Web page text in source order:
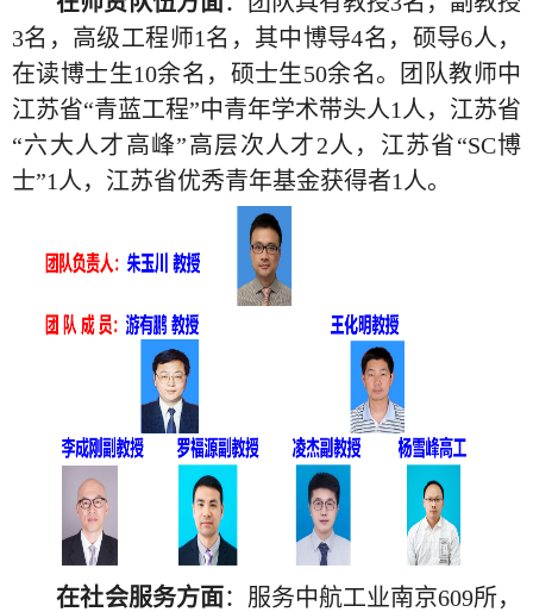
3名，高级工程师1名，其中博导4名，硕导6人，
在读博士生10余名，硕士生50余名。团队教师中
江苏省“青蓝工程”中青年学术带头人1 人，江苏省
“六大人才高峰”高层次人才2人，江苏省“SC博
士”1 人，江苏省优秀青年基金获得者1 人。
在社会服务方面：服务中航工业南京609所，